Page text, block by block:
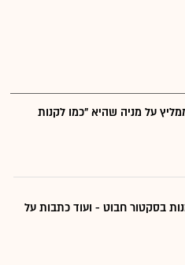
על מניה שהיא "כמו לקנות
בסקטור חבוט - ועוד כתבות על